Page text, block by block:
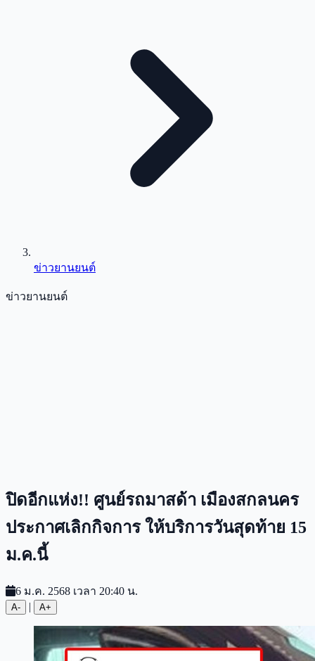
ข่าวยานยนต์
ข่าวยานยนต์
ปิดอีกแห่ง!! ศูนย์รถมาสด้า เมืองสกลนคร
ประกาศเลิกกิจการ ให้บริการวันสุดท้าย 15
ม.ค.นี้
6 ม.ค. 2568 เวลา 20:40 น.
A- | A+